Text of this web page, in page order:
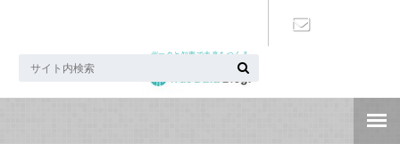
データと知恵で未来をつくる